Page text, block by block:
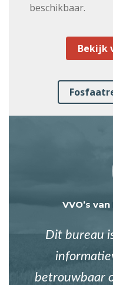
beschikbaar.
Bekijk
VVO’s
Dit bureau
betrouwbaar